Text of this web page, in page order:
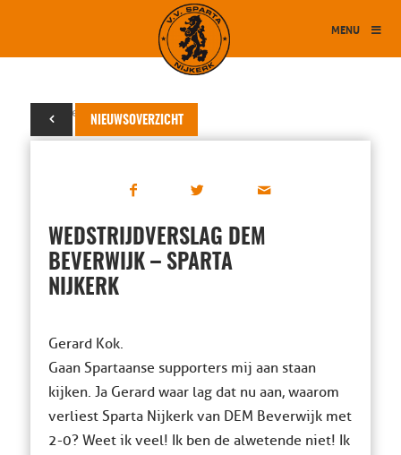
MENU
NIEUWSOVERZICHT
16 september 2023
WEDSTRIJDVERSLAG DEM
BEVERWIJK – SPARTA
NIJKERK
Gerard Kok.
Gaan Spartaanse supporters mij aan staan
kijken. Ja Gerard waar lag dat nu aan, waarom
verliest Sparta Nijkerk van DEM Beverwijk met
2-0? Weet ik veel! Ik ben de alwetende niet! Ik